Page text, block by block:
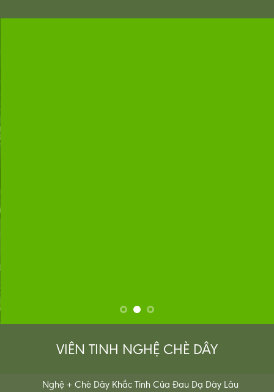
VIÊN TINH NGHỆ CHÈ DÂY
Nghệ + Chè Dây Khắc Tinh Của Đau Dạ Dày Lâu